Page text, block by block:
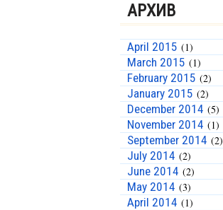
АРХИВ
April 2015 (1)
March 2015 (1)
February 2015 (2)
January 2015 (2)
December 2014 (5)
November 2014 (1)
September 2014 (2)
July 2014 (2)
June 2014 (2)
May 2014 (3)
April 2014 (1)